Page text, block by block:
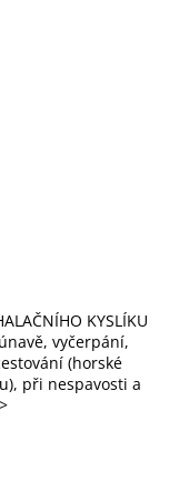
KYSLÍKU
vyčerpání,
(horské
při nespavosti a